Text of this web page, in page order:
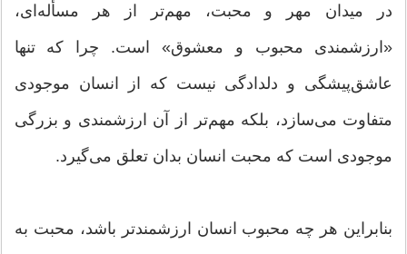
در میدان مهر و محبت، مهم‌تر از هر مسأله‌ای،
«ارزشمندی محبوب و معشوق» است. چرا که تنها
عاشق‌پیشگی و دلدادگی نیست که از انسان موجودی
متفاوت می‌سازد، بلکه مهم‌تر از آن ارزشمندی و بزرگی
موجودی است که محبت انسان بدان تعلق می‌گیرد.
بنابراین هر چه محبوب انسان ارزشمندتر باشد، محبت به